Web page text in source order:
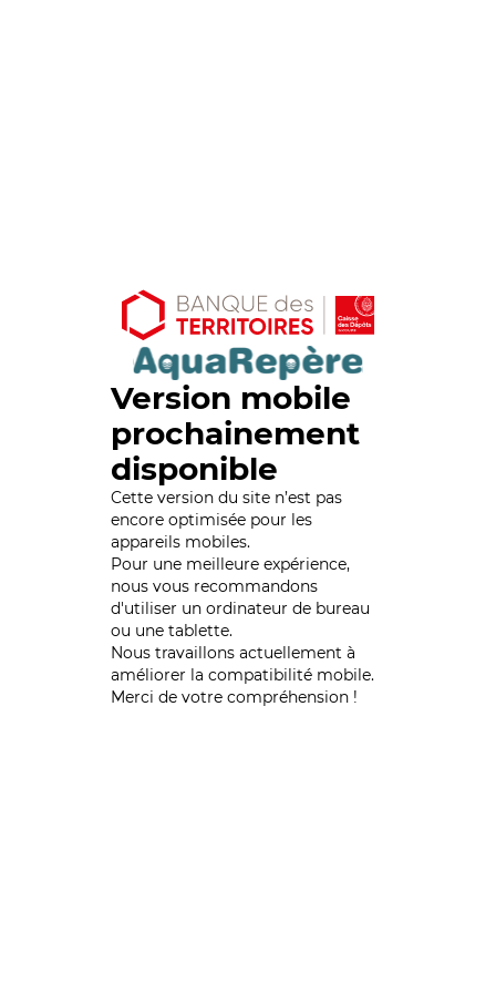
Version mobile
prochainement
disponible
Cette version du site n’est pas
encore optimisée pour les
appareils mobiles.
Pour une meilleure expérience,
nous vous recommandons
d'utiliser un ordinateur de bureau
ou une tablette.
Nous travaillons actuellement à
améliorer la compatibilité mobile.
Merci de votre compréhension !